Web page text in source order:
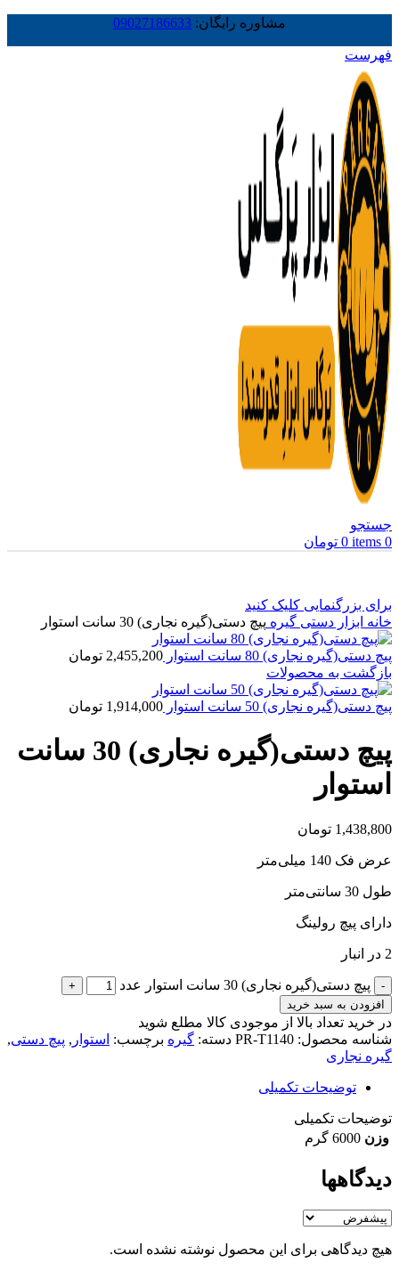
مشاوره رایگان: 09027186633
فهرست
جستجو
0
items
0 تومان
برای بزرگنمایی کلیک کنید
خانه ابزار دستی گیره پیچ دستی(گیره نجاری) 30 سانت استوار
پیچ دستی(گیره نجاری) 80 سانت استوار 2,455,200 تومان
بازگشت به محصولات
پیچ دستی(گیره نجاری) 50 سانت استوار 1,914,000 تومان
پیچ دستی(گیره نجاری) 30 سانت
استوار
1,438,800 تومان
عرض فک 140 میلی‌متر
طول 30 سانتی‌متر
دارای پیچ رولینگ
2 در انبار
پیچ دستی(گیره نجاری) 30 سانت استوار عدد
افزودن به سبد خرید
در خرید تعداد بالا از موجودی کالا مطلع شوید
شناسه محصول: PR-T1140 دسته: گیره برچسب: استوار , پیچ دستی,
گیره نجاری
توضیحات تکمیلی
توضیحات تکمیلی
وزن 6000 گرم
دیدگاهها
هیچ دیدگاهی برای این محصول نوشته نشده است.